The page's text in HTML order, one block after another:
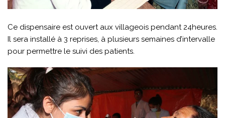
Ce dispensaire est ouvert aux villageois pendant 24heures.
Il sera installé à 3 reprises, à plusieurs semaines d’intervalle
pour permettre le suivi des patients.